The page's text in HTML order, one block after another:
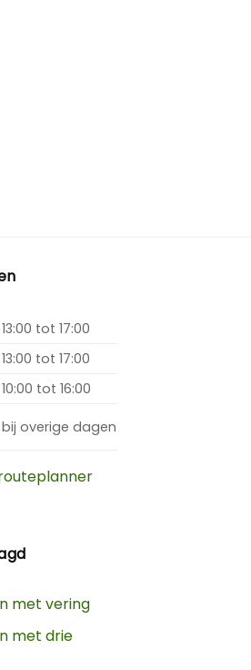
13:00 tot 17:00
13:00 tot 17:00
10:00 tot 16:00
bij overige dagen
met vering
met drie